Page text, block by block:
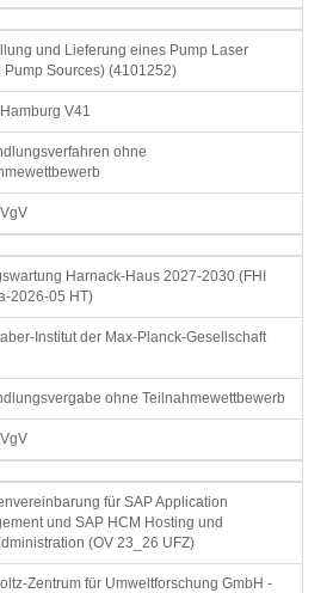
und Lieferung eines Pump Laser
Pump Sources) (4101252)
V41
ohne
Harnack-Haus 2027-2030 (FHI
2026-05 HT)
Institut der Max-Planck-Gesellschaft
ohne Teilnahmewettbewerb
für SAP Application
und SAP HCM Hosting und
(OV 23_26 UFZ)
Zentrum für Umweltforschung GmbH -